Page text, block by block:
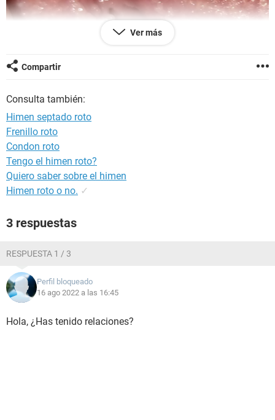
Ver más
Compartir
Consulta también:
Himen septado roto
Frenillo roto
Condon roto
Tengo el himen roto?
Quiero saber sobre el himen
Himen roto o no. ✓
3 respuestas
RESPUESTA 1 / 3
Perfil bloqueado
16 ago 2022 a las 16:45
Hola, ¿Has tenido relaciones?